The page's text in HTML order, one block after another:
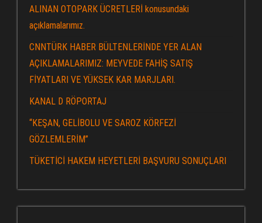
ALINAN OTOPARK ÜCRETLERİ konusundaki
açıklamalarımız.
CNNTÜRK HABER BÜLTENLERİNDE YER ALAN
AÇIKLAMALARIMIZ: MEYVEDE FAHİŞ SATIŞ
FİYATLARI VE YÜKSEK KAR MARJLARI.
KANAL D RÖPORTAJ
“KEŞAN, GELİBOLU VE SAROZ KÖRFEZİ
GÖZLEMLERİM”
TÜKETİCİ HAKEM HEYETLERİ BAŞVURU SONUÇLARI